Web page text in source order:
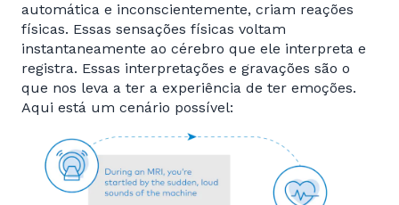
automática e inconscientemente, criam reações
físicas. Essas sensações físicas voltam
instantaneamente ao cérebro que ele interpreta e
registra. Essas interpretações e gravações são o
que nos leva a ter a experiência de ter emoções.
Aqui está um cenário possível: